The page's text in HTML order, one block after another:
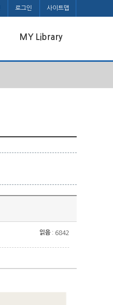
로그인 사이트맵
MY Library
읽음 : 6842